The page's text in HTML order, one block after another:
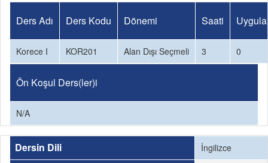
Ders Adı Ders Kodu Dönemi Saati
Korece I KOR201 Alan Dışı Seçmeli 3 0
Ön Koşul Ders(ler)i
N/A
Dersin Dili İngilizce